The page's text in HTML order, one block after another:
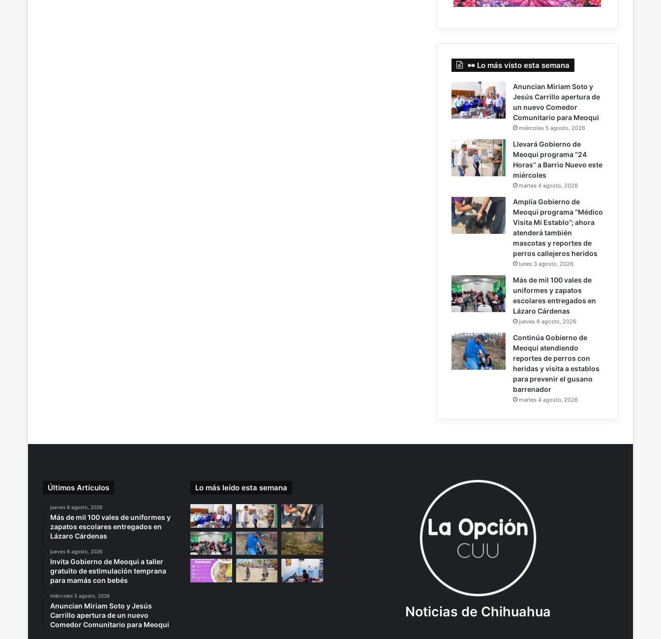
👀 Lo más visto esta semana
Anuncian Miriam Soto y
Jesús Carrillo apertura de
un nuevo Comedor
Comunitario para Meoqui
miércoles 5 agosto, 2026
Llevará Gobierno de
Meoqui programa “24
Horas” a Barrio Nuevo este
miércoles
martes 4 agosto, 2026
Amplía Gobierno de
Meoqui programa “Médico
Visita Mi Establo”; ahora
atenderá también
mascotas y reportes de
perros callejeros heridos
lunes 3 agosto, 2026
Más de mil 100 vales de
uniformes y zapatos
escolares entregados en
Lázaro Cárdenas
jueves 6 agosto, 2026
Continúa Gobierno de
Meoqui atendiendo
reportes de perros con
heridas y visita a establos
para prevenir el gusano
barrenador
martes 4 agosto, 2026
Últimos Artículos
jueves 6 agosto, 2026
Más de mil 100 vales de uniformes y
zapatos escolares entregados en
Lázaro Cárdenas
jueves 6 agosto, 2026
Invita Gobierno de Meoqui a taller
gratuito de estimulación temprana
para mamás con bebés
miércoles 5 agosto, 2026
Anuncian Miriam Soto y Jesús
Carrillo apertura de un nuevo
Comedor Comunitario para Meoqui
Lo más leído esta semana
Noticias de Chihuahua